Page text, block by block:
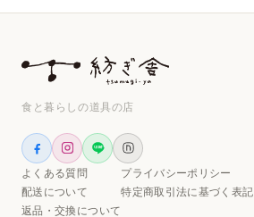
食と暮らしの道具の店
よくある質問
配送について
返品・交換について
プライバシーポリシー
特定商取引法に基づく表記